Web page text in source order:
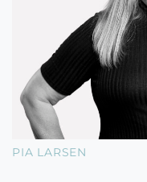
PIA LARSEN